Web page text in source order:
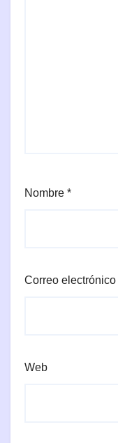
Nombre *
Correo electrónico
Web